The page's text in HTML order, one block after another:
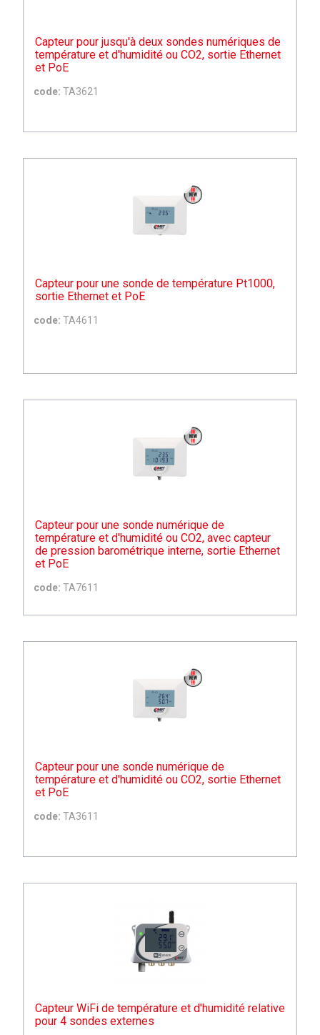
Capteur pour jusqu'à deux sondes numériques de
température et d'humidité ou CO2, sortie Ethernet
et PoE
code: TA3621
Capteur pour une sonde de température Pt1000,
sortie Ethernet et PoE
code: TA4611
Capteur pour une sonde numérique de
température et d'humidité ou CO2, avec capteur
de pression barométrique interne, sortie Ethernet
et PoE
code: TA7611
Capteur pour une sonde numérique de
température et d'humidité ou CO2, sortie Ethernet
et PoE
code: TA3611
Capteur WiFi de température et d'humidité relative
pour 4 sondes externes